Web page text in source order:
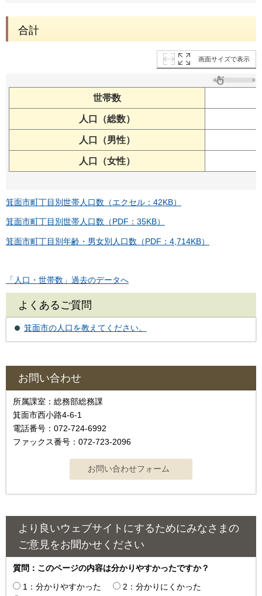
合計
画面サイズで表示
世帯数
人口（総数）
人口（男性）
人口（女性）
箕面市町丁目別世帯人口数（エクセル：42KB）
箕面市町丁目別世帯人口数（PDF：35KB）
箕面市町丁目別年齢・男女別人口数（PDF：4,714KB）
「人口・世帯数」過去のデータへ
よくあるご質問
箕面市の人口を教えてください。
お問い合わせ
所属課室：総務部総務課
箕面市西小路4-6-1
電話番号：072-724-6992
ファックス番号：072-723-2096
より良いウェブサイトにするためにみなさまの
ご意見をお聞かせください
質問：このページの内容は分かりやすかったですか？
1：分かりやすかった
2：分かりにくかった